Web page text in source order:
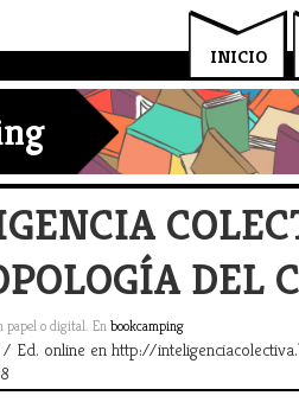
INICIO
DEL
papel o digital. Enbookcamping
Ed. online en http://